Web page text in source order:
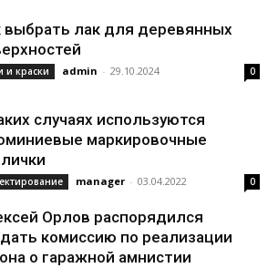
выбрать лак для деревянных
и краски admin - 29.10.2024 0
случаях используются
маркировочные
manager - 03.04.2022 0
Орлов распорядился
комиссию по реализации
о гаражной амнистии